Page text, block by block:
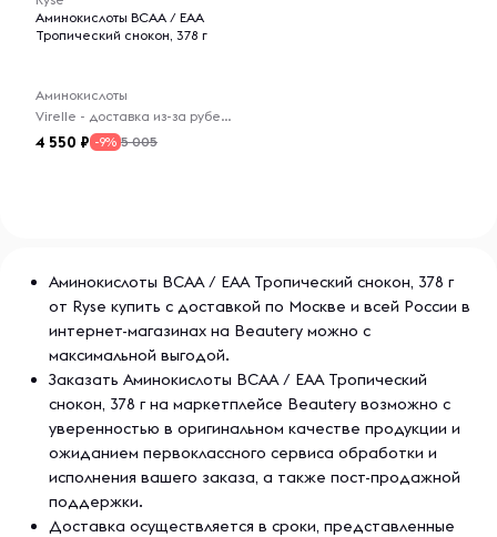
применением проконсультируйтесь с уполномоченным
органом. Не используйте, если в настоящее время вы
как ингибиторы ФДЭ-5.
Аминокислоты BCAA / EAA
Тропический снокон, 378 г
Аминокислоты
Virelle - доставка из-за рубежа
4 550 -9% 5 005
Аминокислоты BCAA / EAA Тропический снокон, 378 г
от Ryse купить с доставкой по Москве и всей России в
интернет-магазинах на Beautery можно с
максимальной выгодой.
Заказать Аминокислоты BCAA / EAA Тропический
снокон, 378 г на маркетплейсе Beautery возможно с
уверенностью в оригинальном качестве продукции и
ожиданием первоклассного сервиса обработки и
исполнения вашего заказа, а также пост-продажной
поддержки.
Доставка осуществляется в сроки, представленные